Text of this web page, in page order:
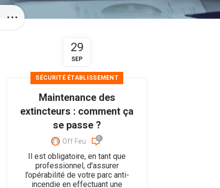
29
SEP
SÉCURITÉ ÉTABLISSEMENT
Maintenance des
extincteurs : comment ça
se passe ?
Off Feu 0
Il est obligatoire, en tant que
professionnel, d'assurer
l’opérabilité de votre parc anti-
incendie en effectuant une